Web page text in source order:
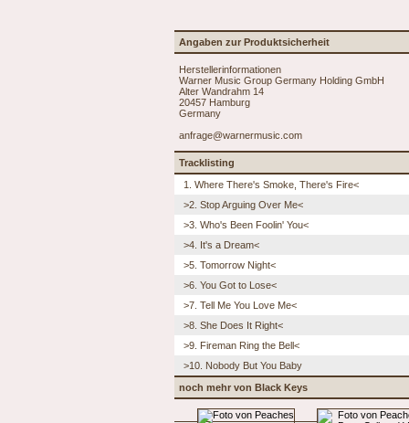
Angaben zur Produktsicherheit
Herstellerinformationen
Warner Music Group Germany Holding GmbH
Alter Wandrahm 14
20457 Hamburg
Germany
anfrage@warnermusic.com
Tracklisting
1. Where There's Smoke, There's Fire<
>2. Stop Arguing Over Me<
>3. Who's Been Foolin' You<
>4. It's a Dream<
>5. Tomorrow Night<
>6. You Got to Lose<
>7. Tell Me You Love Me<
>8. She Does It Right<
>9. Fireman Ring the Bell<
>10. Nobody But You Baby
noch mehr von Black Keys